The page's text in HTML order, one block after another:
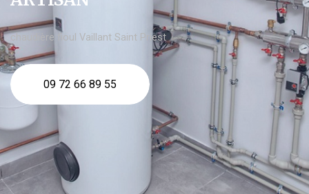
chaudière fioul Vaillant Saint Priest
09 72 66 89 55